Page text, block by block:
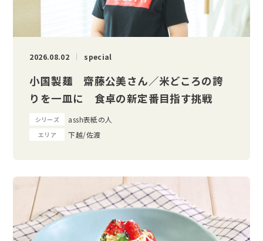
2026.08.02 special
小国製麺 齋藤公美さん／米どころの誇
りを一皿に 食卓の新定番目指す挑戦
シリーズ assh表紙の人
エリア 下越/佐渡